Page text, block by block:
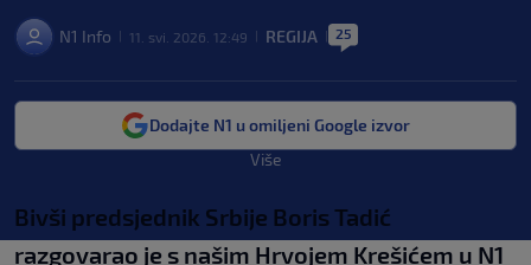
N1 Info 11. svi. 2026. 12:49 REGIJA 25
Dodajte N1 u omiljeni Google izvor
Više
Bivši predsjednik Srbije Boris Tadić
razgovarao je s našim Hrvojem Krešićem u N1